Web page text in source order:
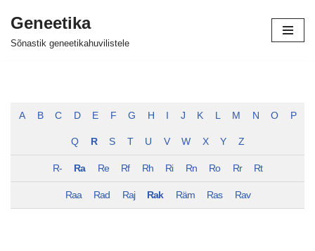
Skip
Geneetika
Sõnastik geneetikahuvilistele
A B C D E F G H J K L M N O P
Q R S T U V W X Y Z
R- Ra Re Rf Rh Ri Rn Ro Rr Rt
Raa Rad Raj Rak Räm Ras Rav